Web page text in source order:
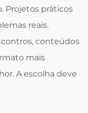
Projetos práticos
reais.
conteúdos
mais
A escolha deve